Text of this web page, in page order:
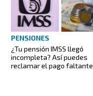
PENSIONES
¿Tu pensión IMSS llegó
incompleta? Así puedes
reclamar el pago faltante